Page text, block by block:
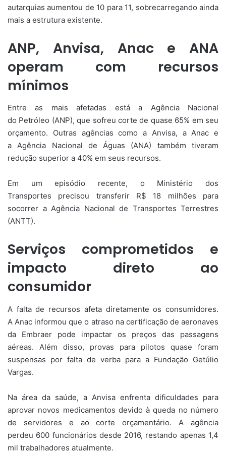
autarquias aumentou de 10 para 11, sobrecarregando ainda
mais a estrutura existente.
ANP, Anvisa, Anac e ANA
operam com recursos
mínimos
Entre as mais afetadas está a Agência Nacional
do Petróleo (ANP), que sofreu corte de quase 65% em seu
orçamento. Outras agências como a Anvisa, a Anac e
a Agência Nacional de Águas (ANA) também tiveram
redução superior a 40% em seus recursos.
Em um episódio recente, o Ministério dos
Transportes precisou transferir R$ 18 milhões para
socorrer a Agência Nacional de Transportes Terrestres
(ANTT).
Serviços comprometidos e
impacto direto ao
consumidor
A falta de recursos afeta diretamente os consumidores.
A Anac informou que o atraso na certificação de aeronaves
da Embraer pode impactar os preços das passagens
aéreas. Além disso, provas para pilotos quase foram
suspensas por falta de verba para a Fundação Getúlio
Vargas.
Na área da saúde, a Anvisa enfrenta dificuldades para
aprovar novos medicamentos devido à queda no número
de servidores e ao corte orçamentário. A agência
perdeu 600 funcionários desde 2016, restando apenas 1,4
mil trabalhadores atualmente.